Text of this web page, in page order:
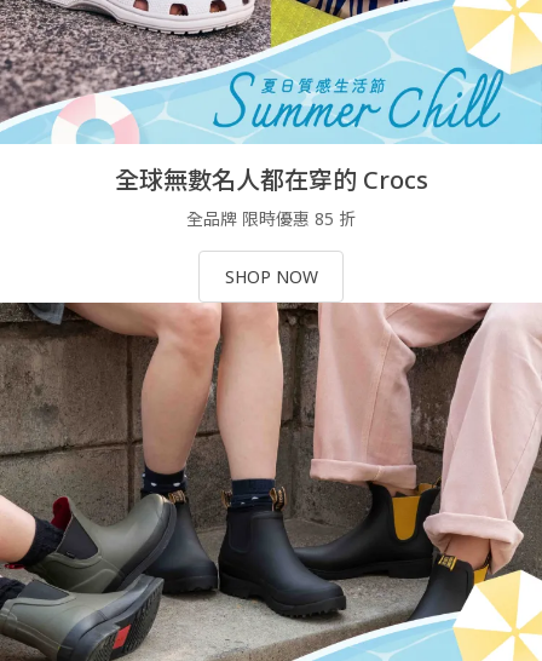
全球無數名人都在穿的 Crocs
全品牌 限時優惠 85 折
SHOP NOW